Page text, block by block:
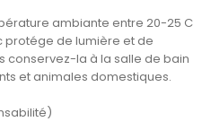
ambiante entre 20-25 C
protége de lumière et de
conservez-la à la salle de bain
et animales domestiques.